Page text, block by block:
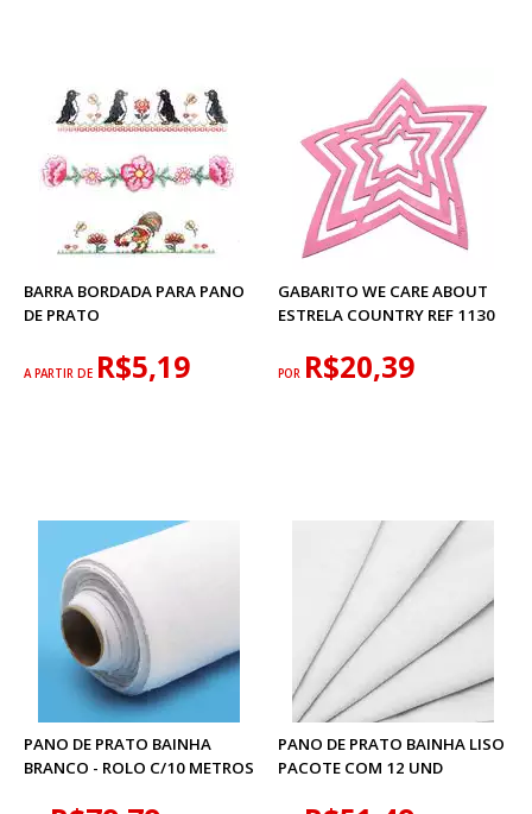
BARRA BORDADA PARA PANO
DE PRATO
A PARTIR DE R$5,19
GABARITO WE CARE ABOUT
ESTRELA COUNTRY REF 1130
POR R$20,39
PANO DE PRATO BAINHA
BRANCO - ROLO C/10 METROS
PANO DE PRATO BAINHA LISO
PACOTE COM 12 UND